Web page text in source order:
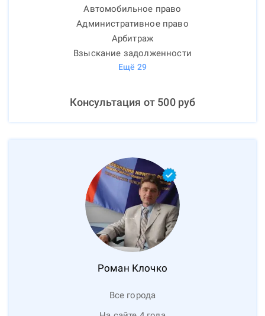
Автомобильное право
Административное право
Арбитраж
Взыскание задолженности
Ещё 29
Консультация от 500руб
Роман Клочко
Все города